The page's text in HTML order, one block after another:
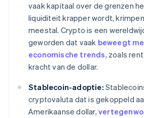
vaak kapitaal over de grenzen
liquiditeit krapper wordt,
meestal. Crypto is een
geworden dat vaak beweegt
economische trends, zoals
kracht van de dollar.
Stablecoin-adoptie:
cryptovaluta dat is gekoppeld
Amerikaanse dollar,